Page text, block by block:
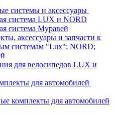
системы и аксессуары
система LUX и NORD
система Муравей
аксессуары и запчасти к
системам "Lux"; NORD;
для велосипедов LUX и
для автомобилей
комплекты для автомобилей